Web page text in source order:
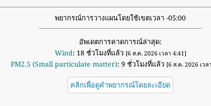
พยากรณ์การวางแผนโดยใช้เขตเวลา -05:00
อัพเดตการคาดการณ์ล่าสุด:
Wind: 18 ชั่วโมงที่แล้ว [6 ส.ค. 2026 เวลา 4:41]
PM2.5 (Small particulate matter): 9 ชั่วโมงที่แล้ว [6 ส.ค. 2026 เวล
คลิกเพื่อดูคำพยากรณ์โดยละเอียด